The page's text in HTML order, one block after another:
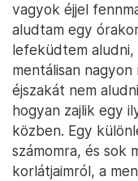
vagyok éjjel
aludtam egy
lefeküdtem
mentálisan
éjszakát nem
hogyan zajlik egy
közben. Egy
számomra, és sok
korlátjaimról, a